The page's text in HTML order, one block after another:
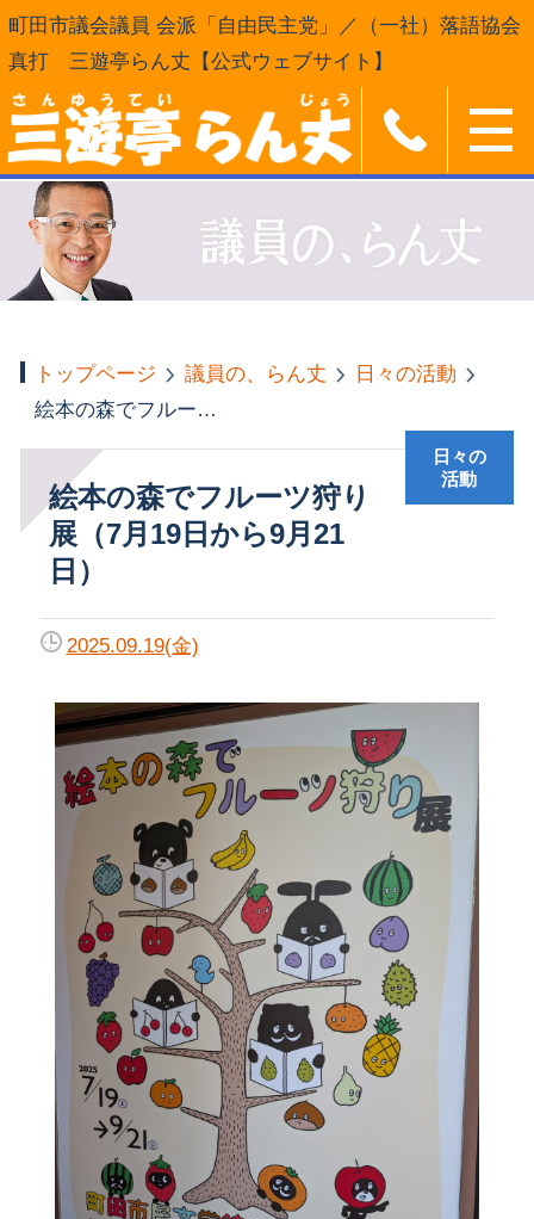
町田市議会議員 会派「自由民主党」／（一社）落語協会
真打 三遊亭らん丈【公式ウェブサイト】
トップページ 議員の、らん丈
日々の活動
絵本の森でフルーツ狩り 展（7月19日から9月21日）
絵本の森でフルーツ狩り
展（7月19日から9月21
日）
日々の
活動
2025.09.19(金)